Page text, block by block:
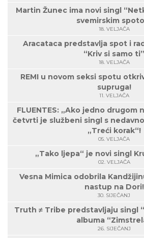
Martin Žunec ima novi singl
svemirskim
18. VELJAČA
Aracataca predstavlja spot i
“Kriv si samo ti”
18. VELJAČA
REMI u novom seksi spotu
supruga!
11. VELJAČA
FLUENTES: „Ako jedno drugom
četvrti je službeni singl s
„Treći korak“!
05. VELJAČA
„Tako ljepa“ je novi singl
02. VELJAČA
Vesna Mimica odobrila
nastup na Dori!
30. SIJEČANJ
Truth ≠ Tribe predstavljaju singl
albuma
26. SIJEČANJ